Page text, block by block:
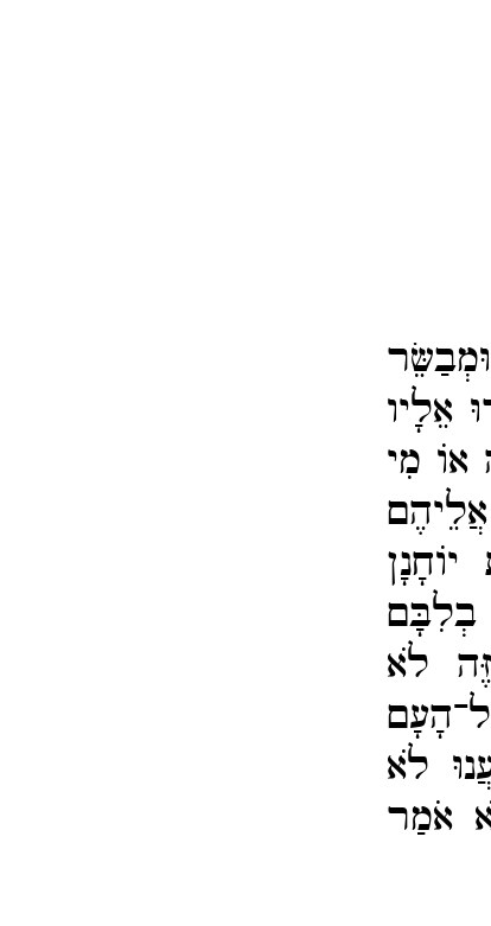
אֵלָיו
אוֹ מִי
אֲלֵיהֶם
בְלִבָּם
לֹא
לֹא
אֹמַר